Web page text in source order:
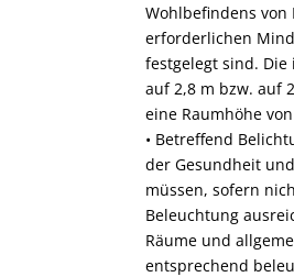
Wohlbefindens von
erforderlichen
festgelegt sind. Die
auf 2,8 m bzw. auf
eine Raumhöhe
• Betreffend
der Gesundheit
müssen, sofern
Beleuchtung
Räume und
entsprechend